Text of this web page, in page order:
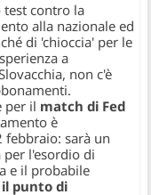
contro la
alla nazionale ed
di 'chioccia' per le
a
non c'è
per il match di Fed
è
febbraio: sarà un
per l'esordio di
e il probabile
il punto di